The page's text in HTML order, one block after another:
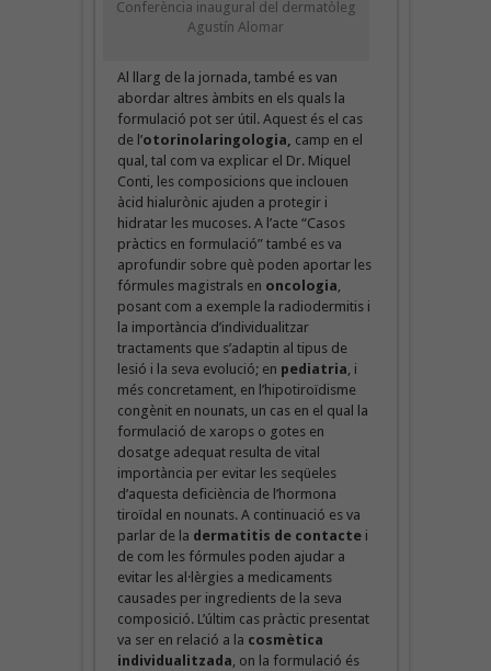
Conferència inaugural del dermatòleg
Agustín Alomar
Al llarg de la jornada, també es van
abordar altres àmbits en els quals la
formulació pot ser útil. Aquest és el cas
de l’otorinolaringologia, camp en el
qual, tal com va explicar el Dr. Miquel
Conti, les composicions que inclouen
àcid hialurònic ajuden a protegir i
hidratar les mucoses. A l’acte “Casos
pràctics en formulació” també es va
aprofundir sobre què poden aportar les
fórmules magistrals en oncologia
posant com a exemple la radiodermitis i
la importància d’individualitzar
tractaments que s’adaptin al tipus de
lesió i la seva evolució; en pediatria , i
més concretament, en l’hipotiroïdisme
congènit en nounats, un cas en el qual la
formulació de xarops o gotes en
dosatge adequat resulta de vital
importància per evitar les seqüeles
d’aquesta deficiència de l’hormona
tiroïdal en nounats. A continuació es va
parlar de la dermatitis de contactei
de com les fórmules poden ajudar a
evitar les al·lèrgies a medicaments
causades per ingredients de la seva
composició. L’últim cas pràctic presentat
va ser en relació a la cosmètica
individualitzada , on la formulació és